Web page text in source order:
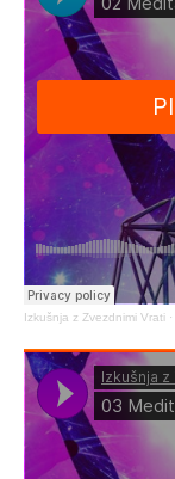
Izkušnja z Zvezdnimi Vrati ·